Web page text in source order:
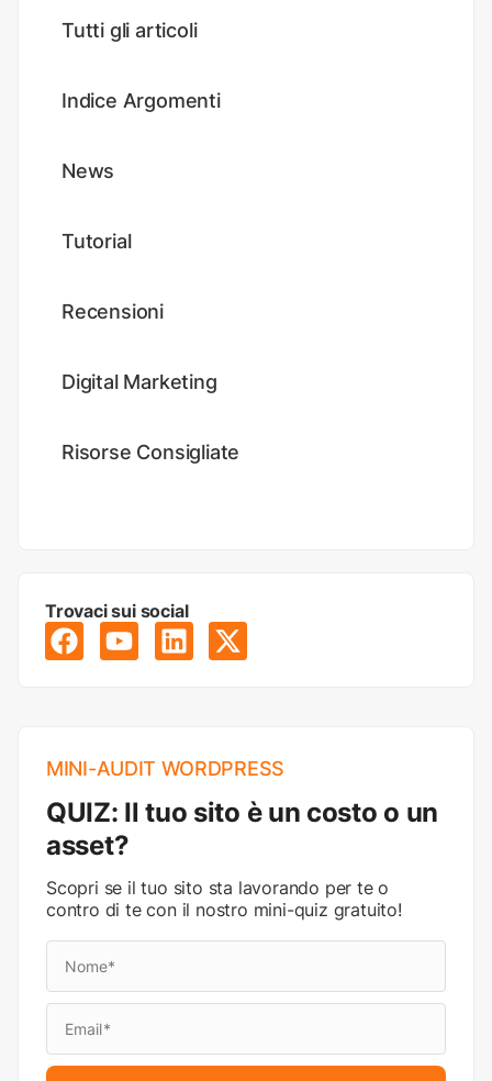
Tutti gli articoli
Indice Argomenti
News
Tutorial
Recensioni
Digital Marketing
Risorse Consigliate
Trovaci sui social
MINI-AUDIT WORDPRESS
QUIZ: Il tuo sito è un costo o un
asset?
Scopri se il tuo sito sta lavorando per te o
contro di te con il nostro mini-quiz gratuito!